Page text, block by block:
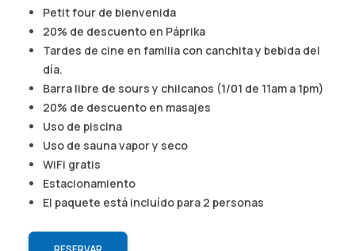
Petit four de bienvenida​
20% de descuento en Páprika​
Tardes de cine en familia con canchita y bebida del
día.​
Barra libre de sours y chilcanos (1/01 de 11am a 1pm)​
20% de descuento en masajes​
Uso de piscina​
Uso de sauna vapor y seco​
WiFi gratis​
Estacionamiento​
El paquete está incluído para 2 personas